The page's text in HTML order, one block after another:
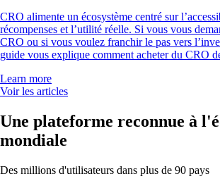
CRO alimente un écosystème centré sur
récompenses et l’utilité réelle. Si vous vous
CRO ou si vous voulez franchir le pas vers
guide vous explique comment acheter du CRO
Learn more
Voir les articles
Une plateforme reconnue à
mondiale
Des millions d'utilisateurs dans plus de 90 pays